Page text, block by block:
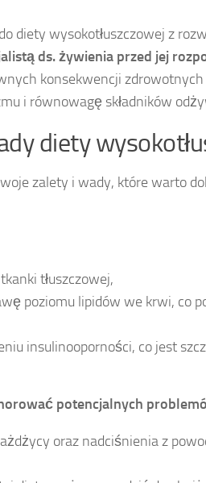
diety wysokotłuszczowej z
ds. żywienia przed jej
konsekwencji zdrowotnych
i równowagę składników
diety
zalety i wady, które warto
tłuszczowej,
poziomu lipidów we krwi, co
insulinooporności, co jest
potencjalnych
oraz nadciśnienia z